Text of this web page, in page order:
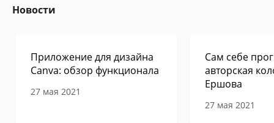
Новости
Приложение для дизайна
Canva: обзор функционала
27 мая 2021
Сам себе
авторская
Ершова
27 мая 2021